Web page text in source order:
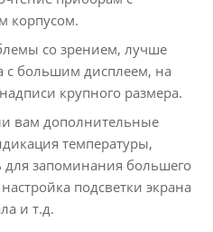
корпусом.
со зрением, лучше
с большим дисплеем, на
крупного размера.
вам дополнительные
температуры,
для запоминания большего
подсветки экрана
и т.д.